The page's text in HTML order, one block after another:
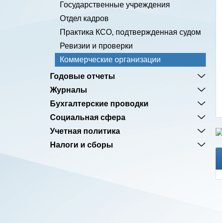
Государственные учреждения
Отдел кадров
Практика КСО, подтвержденная судом
Ревизии и проверки
Коммерческие организации
Годовые отчеты
Журналы
Бухгалтерские проводки
Социальная сфера
Учетная политика
Налоги и сборы